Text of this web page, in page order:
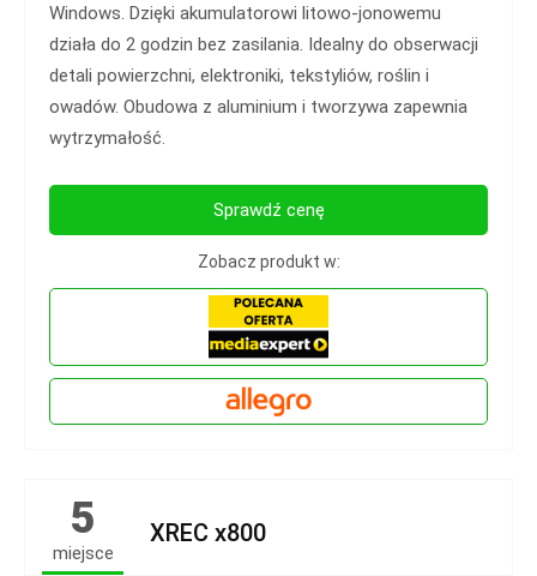
Windows. Dzięki akumulatorowi litowo-jonowemu
działa do 2 godzin bez zasilania. Idealny do obserwacji
detali powierzchni, elektroniki, tekstyliów, roślin i
owadów. Obudowa z aluminium i tworzywa zapewnia
wytrzymałość.
Sprawdź cenę
Zobacz produkt w:
5
miejsce
XREC x800